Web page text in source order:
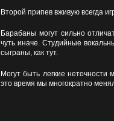
Второй припев вживую всегда
Барабаны могут сильно
чуть иначе. Студийные
сыграны, как тут.
Могут быть легкие
это время мы многократно